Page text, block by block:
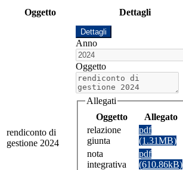
Oggetto Dettagli
rendiconto di
gestione 2024
Dettagli
Anno
Oggetto
Allegati
Oggetto
Allegato
relazione
giunta
pdf
(1.31MB)
nota
integrativa
pdf
(610.86kB)